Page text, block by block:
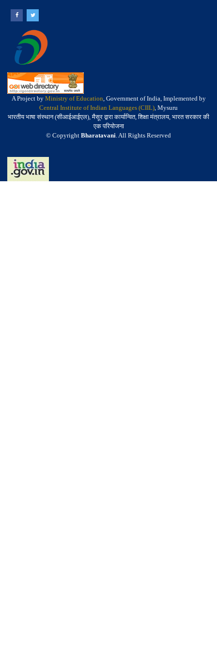
A Project by Ministry of Education, Government of India, Implemented by
Central Institute of Indian Languages (CIIL), Mysuru
भारतीय भाषा संस्थान (सीआईआईएल), मैसूर द्वारा कार्यान्वित, शिक्षा मंत्रालय, भारत सरकार की
एक परियोजना
© Copyright Bharatavani. All Rights Reserved